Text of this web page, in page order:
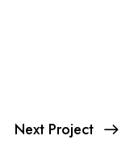
Next Project